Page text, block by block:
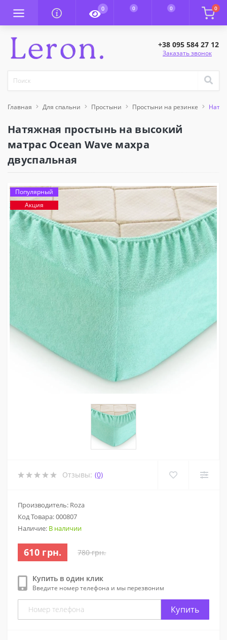
0 0 0 0
+38 095 584 27 12
Заказать звонок
Главная Для спальни Простыни Простыни на резинке
Натяжная простынь на высокий
матрас Ocean Wave махра
двуспальная
Популярный
Акция
Отзывы: (0)
Производитель: Roza
Код Товара:000807
Наличие: В наличии
610 грн. 780 грн.
Купить в один клик
Введите номер телефона и мы перезвоним
Купить